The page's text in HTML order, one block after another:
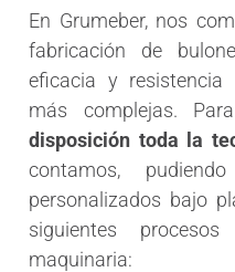
En Grumeber, nos
fabricación de
eficacia y
más complejas.
disposición toda la
contamos,
personalizados bajo
siguientes
maquinaria: